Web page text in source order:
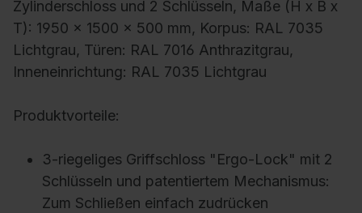
Zylinderschloss und 2 Schlüsseln, Maße (H x B x
T): 1950 x 1500 x 500 mm, Korpus: RAL 7035
Lichtgrau, Türen: RAL 7016 Anthrazitgrau,
Inneneinrichtung: RAL 7035 Lichtgrau
Produktvorteile:
3-riegeliges Griffschloss "Ergo-Lock" mit 2
Schlüsseln und patentiertem Mechanismus:
Zum Schließen einfach zudrücken